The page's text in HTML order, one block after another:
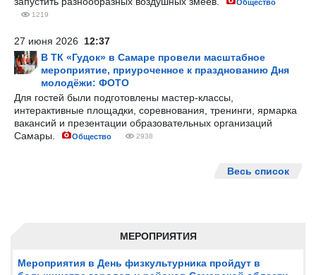
МЕРОПРИЯТИЯ
Мероприятия в День физкультурника пройдут в
Общество
1219
27 июня 2026 12:37
В ТК «Гудок» в Самаре провели масштабное
мероприятие, приуроченное к празднованию Дня
молодёжи: ФОТО
Для гостей были подготовлены мастер-классы,
интерактивные площадки, соревнования, тренинги, ярмарка
вакансий и презентации образовательных организаций
Самары.
Общество 2938
Весь список